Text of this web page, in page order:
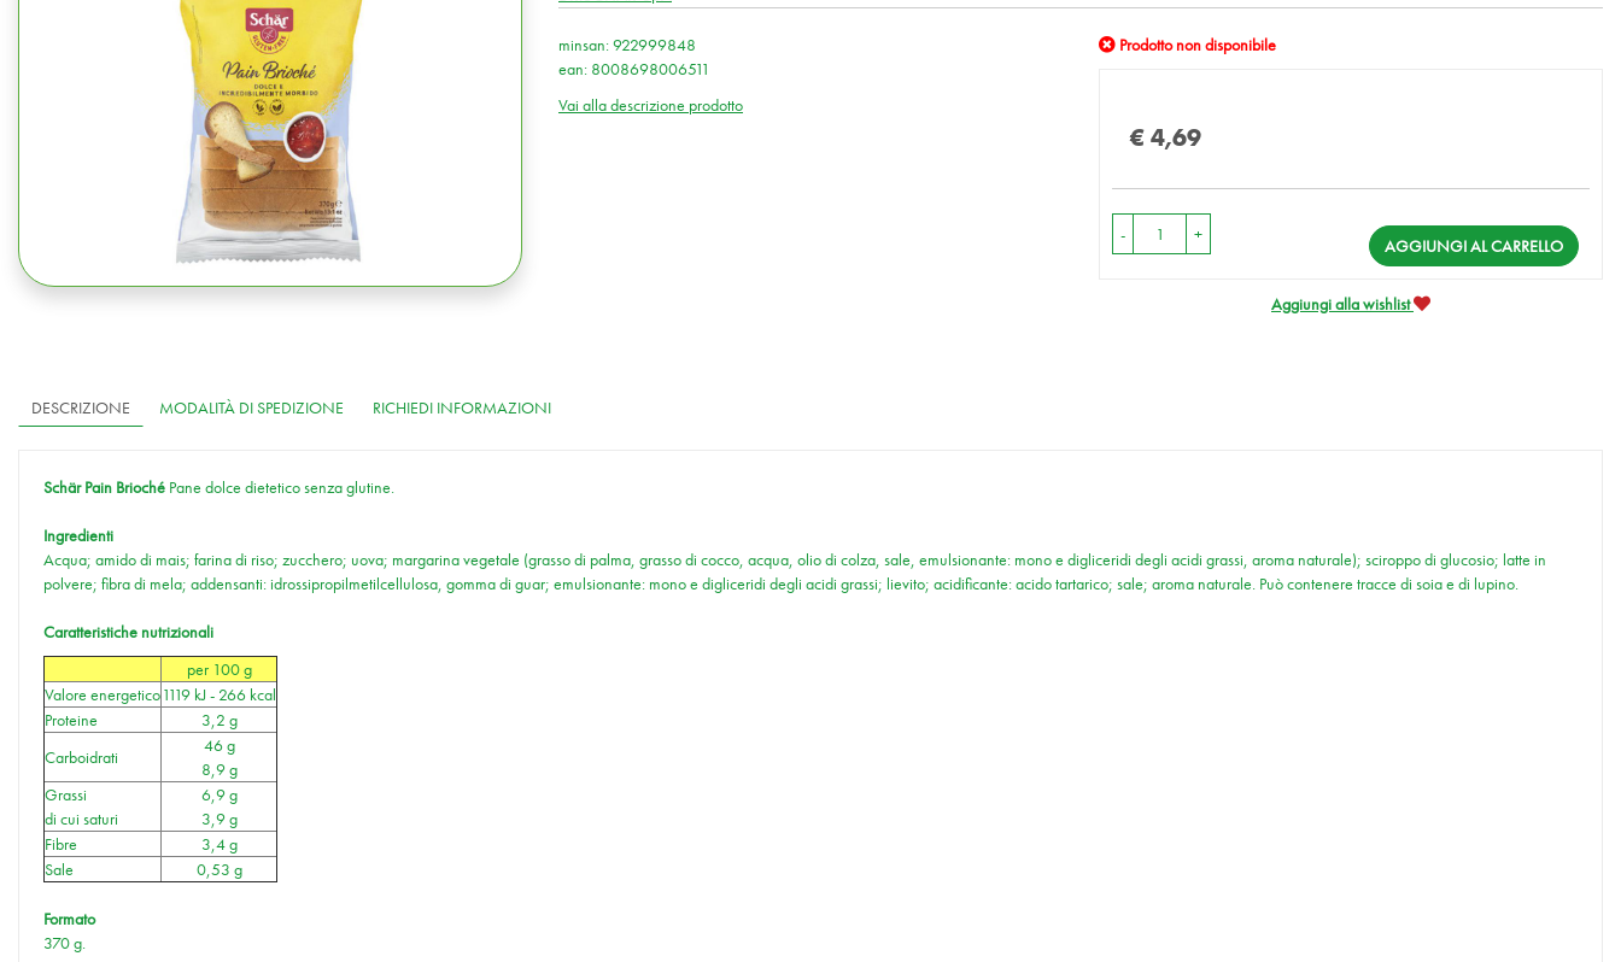
minsan: 922999848
ean: 8008698006511
Vai alla descrizione prodotto
Prodotto non disponibile
€ 4,69
- +
AGGIUNGI AL CARRELLO
Aggiungi alla wishlist
DESCRIZIONE MODALITÀ DI SPEDIZIONE RICHIEDI INFORMAZIONI
Schär Pain Brioché Pane dolce dietetico senza glutine.
Ingredienti
Acqua; amido di mais; farina di riso; zucchero; uova; margarina vegetale (grasso di palma, grasso di cocco, acqua, olio di colza, sale, emulsionante: mono e digliceridi degli acidi grassi, aroma naturale); sciroppo di glucosio; latte in
polvere; fibra di mela; addensanti: idrossipropilmetilcellulosa, gomma di guar; emulsionante: mono e digliceridi degli acidi grassi; lievito; acidificante: acido tartarico; sale; aroma naturale. Può contenere tracce di soia e di lupino.
Caratteristiche nutrizionali
per 100 g
Valore energetico1119 kJ - 266 kcal
Proteine
3,2 g
Carboidrati
46 g
8,9 g
Grassi
di cui saturi
6,9 g
3,9 g
Fibre
3,4 g
Sale
0,53 g
Formato
370 g.